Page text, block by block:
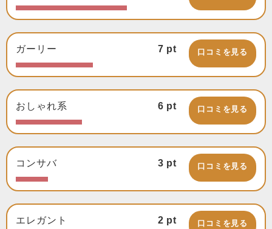
ガーリー 7 pt 口コミを見る
おしゃれ系 6 pt 口コミを見る
コンサバ 3 pt 口コミを見る
エレガント 2 pt 口コミを見る